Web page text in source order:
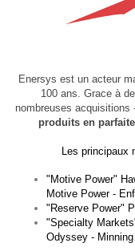
Enersys est un acteur
100 ans. Grace à
nombreuses acquisitions
produits en
Les principaux
"Motive Power"
Motive Power -
"Reserve Power"
"Specialty
Odyssey -